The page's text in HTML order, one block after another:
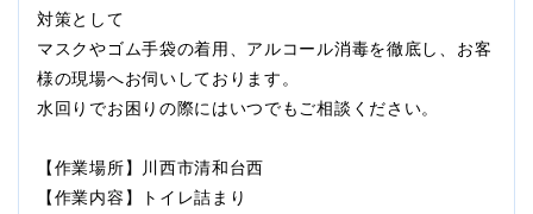
対策として
マスクやゴム手袋の着用、アルコール消毒を徹底し、お客
様の現場へお伺いしております。
水回りでお困りの際にはいつでもご相談ください。
【作業場所】川西市清和台西
【作業内容】トイレ詰まり